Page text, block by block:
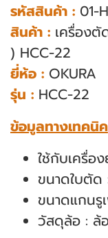
รหัสสินค้า : 01-
สินค้า : เครื่อง
) HCC-22
ยี่ห้อ : OKURA
รุ่น : HCC-22
ข้อมูลทางเทคนิค
ใช้กับเครื่อ
ขนาดใบตัด
ขนาดแกนรู
วัสดุล้อ : ล้